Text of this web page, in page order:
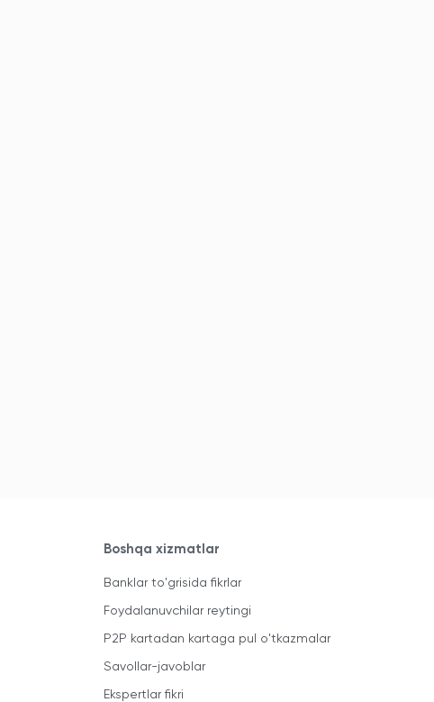
Boshqa xizmatlar
Banklar to'grisida fikrlar
Foydalanuvchilar reytingi
P2P kartadan kartaga pul o'tkazmalar
Savollar-javoblar
Ekspertlar fikri